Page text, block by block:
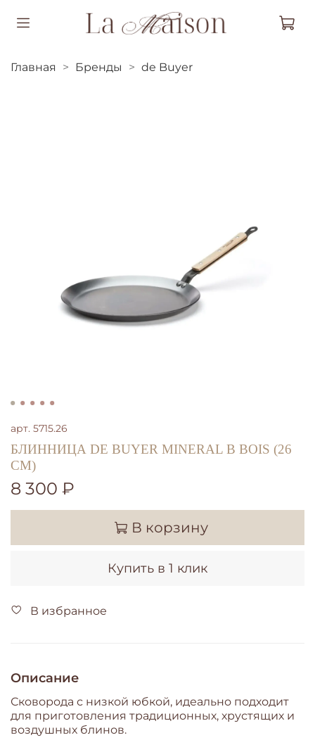
Главная Бренды de Buyer
арт. 5715.26
БЛИННИЦА DE BUYER MINERAL B BOIS (26
СМ)
8 300 ₽
В корзину
Купить в 1 клик
В избранное
Описание
Сковорода с низкой юбкой, идеально подходит
для приготовления традиционных, хрустящих и
воздушных блинов.